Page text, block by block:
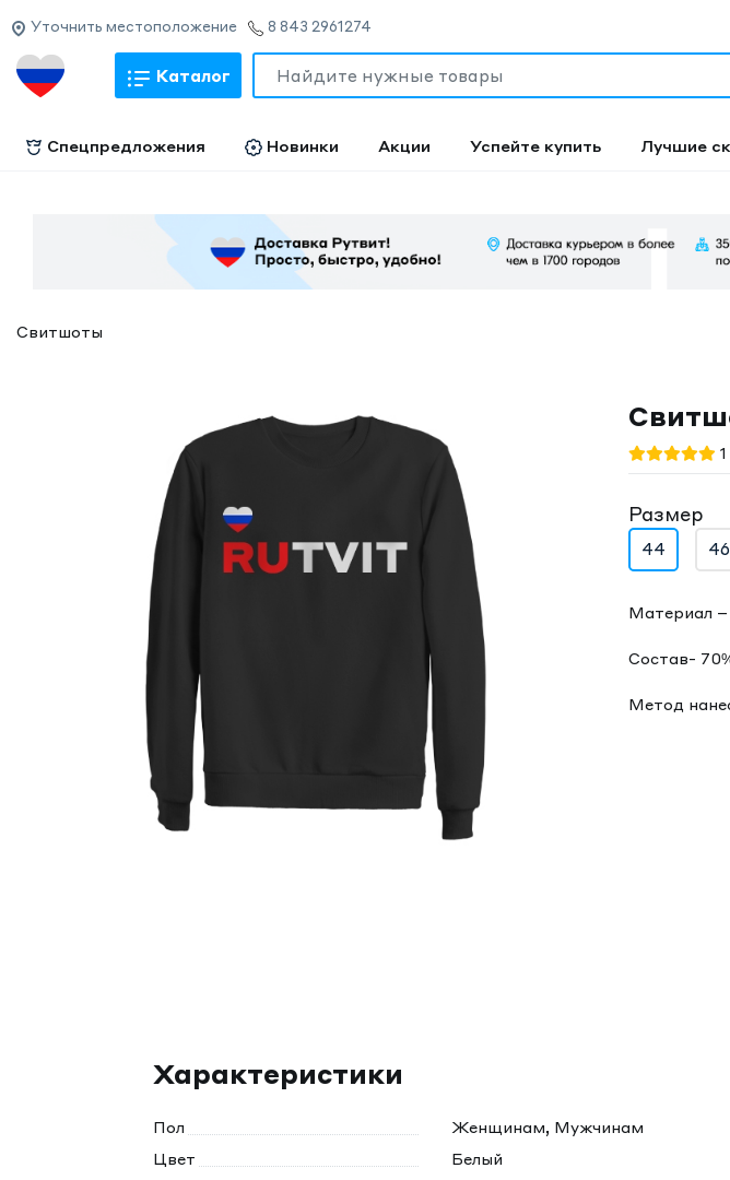
Уточнить местоположение 8 843 2961274
Каталог
Спецпредложения Новинки Акции Успейте купить Лучшие
Свитшоты
Размер
44 46
Материал –
Состав-
Метод
Характеристики
Пол Женщинам, Мужчинам
Цвет
Белый